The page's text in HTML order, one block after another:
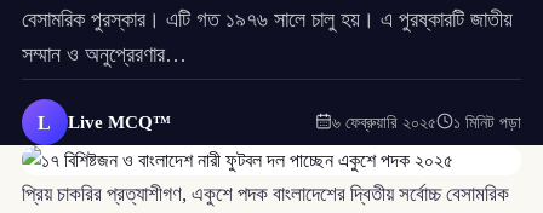
বেসামরিক পুরস্কার। এটি গত ১৯৭৬ সালে চালু হয়। এ পুরষ্কারটি জাতীয়
সম্মান ও অনুপ্রেরণার…
L Live MCQ™ ৬ ফেব্রুয়ারি ২০২৫ ১ মিনিট পড়া
প্রিয় চাকরির প্রত্যাশীগণ, একুশে পদক বাংলাদেশের দ্বিতীয় সর্বোচ্চ বেসামরিক